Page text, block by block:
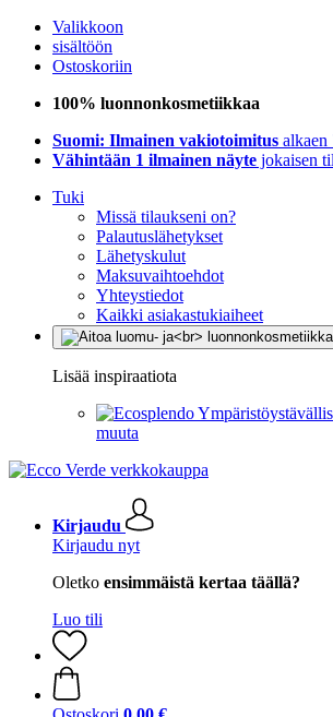
Valikkoon
sisältöön
Ostoskoriin
100% luonnonkosmetiikkaa
Suomi: Ilmainen vakiotoimitus alkaen
Vähintään 1 ilmainen näyte jokaisen
Tuki
Missä tilaukseni on?
Palautuslähetykset
Lähetyskulut
Maksuvaihtoehdot
Yhteystiedot
Kaikki asiakastukiaiheet
Lisää inspiraatiota
muuta
Kirjaudu
Kirjaudu nyt
Oletko ensimmäistä kertaa täällä?
Luo tili